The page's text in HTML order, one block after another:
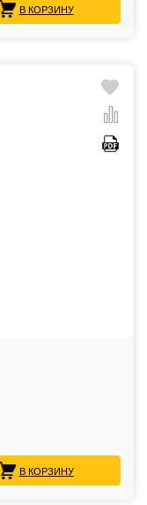
В КОРЗИНУ
В КОРЗИНУ